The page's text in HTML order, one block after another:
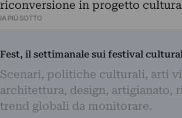
in progetto
PIÙ SOTTO
Fest, il settimanale sui festival
Scenari, politiche culturali, arti
architettura, design, artigianato,
trend globali da monitorare.